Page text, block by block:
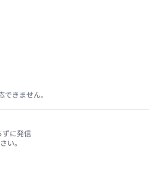
きません。
ずに発信
い。